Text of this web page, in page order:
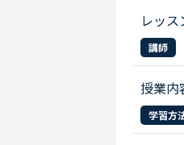
レッ
録音を
のボイ
講師
授業内
いるの
学習方